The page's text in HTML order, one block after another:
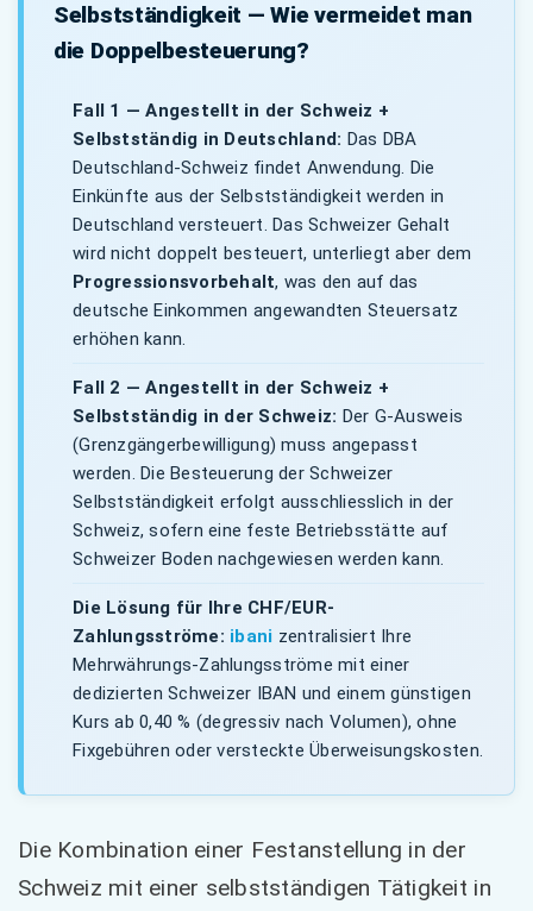
Selbstständigkeit — Wie vermeidet man
die Doppelbesteuerung?
Fall 1 — Angestellt in der Schweiz +
Selbstständig in Deutschland: Das DBA
Deutschland-Schweiz findet Anwendung. Die
Einkünfte aus der Selbstständigkeit werden in
Deutschland versteuert. Das Schweizer Gehalt
wird nicht doppelt besteuert, unterliegt aber dem
Progressionsvorbehalt, was den auf das
deutsche Einkommen angewandten Steuersatz
erhöhen kann.
Fall 2 — Angestellt in der Schweiz +
Selbstständig in der Schweiz: Der G-Ausweis
(Grenzgängerbewilligung) muss angepasst
werden. Die Besteuerung der Schweizer
Selbstständigkeit erfolgt ausschliesslich in der
Schweiz, sofern eine feste Betriebsstätte auf
Schweizer Boden nachgewiesen werden kann.
Die Lösung für Ihre CHF/EUR-
Zahlungsströme: ibani zentralisiert Ihre
Mehrwährungs-Zahlungsströme mit einer
dedizierten Schweizer IBAN und einem günstigen
Kurs ab 0,40 % (degressiv nach Volumen), ohne
Fixgebühren oder versteckte Überweisungskosten.
Die Kombination einer Festanstellung in der
Schweiz mit einer selbstständigen Tätigkeit in